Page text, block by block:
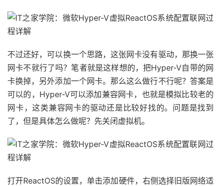
不过还好，可以换一个思路，这张网卡没有驱动，那换一张
网卡不就行了吗？笔者就是这样想的，把Hyper-V自带的网
卡换掉，另外添加一个网卡。那么这么做行不行呢？答案是
可以的，Hyper-V可以添加兼容网卡，也就是模拟比较老的
网卡，这类兼容网卡的驱动还是比较好找的。问题是找到
了，但是具体怎么做呢？先关闭虚拟机。
打开ReactOS的设置，单击添加硬件，右侧选择旧版网络适